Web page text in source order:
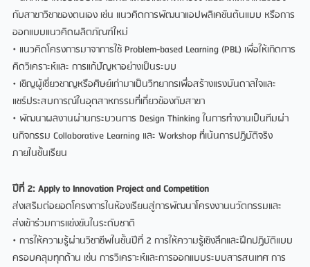
กับสาขาวิชาของตนเอง เชน แนวคิดการพัฒนาแอปพลิเคชันตนแบบ หรือการ
ออกแบบแนวคิดผลิตภัณฑใหม
• แนวคิดโครงการมาจาการใช Problem-based Learning (PBL) เพื่อใหเกิดการ
คิดวิเคราะหและ การแกปญหาอยางเปนระบบ
• เชิญผูเชี่ยวชาญหรือศิษยเกามาเปนวิทยากรเพื่อสรางแรงบันดาลใจและ
แชรประสบการณในอุตสาหกรรมที่เกี่ยวของกับสาขา
• พัฒนาผลงานผานกระบวนการ Design Thinking ในการทํางานเปนทีมผา
นกิจกรรม Collaborative Learning และ Workshop ที่เนนการปฏิบัติจริง
ภายในชั้นเรียน
ปที่ 2: Apply to Innovation Project and Competition
สงเสริมตอยอดโครงการในหองเรียนสูการพัฒนาโครงงานนวัตกรรมและ
สงเขารวมการแขงขันในระดับชาติ
• การใหความรูผานวิชาชีพในชั้นปที่ 2 การใหความรูเชิงลึกและฝกปฏิบัติแบบ
ครอบคลุมทุกดาน เชน การวิเคราะหและการออกแบบระบบสารสนเทศ การ